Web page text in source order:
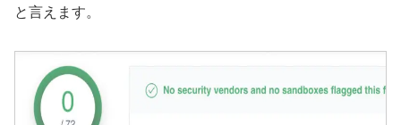
と言えます。